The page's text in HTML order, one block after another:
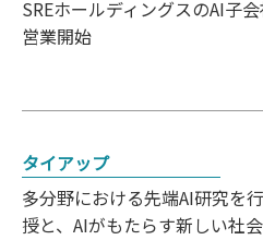
SREホールディングスのAI子会
営業開始
タイアップ
多分野における先端AI研究を
授と、AIがもたらす新しい社